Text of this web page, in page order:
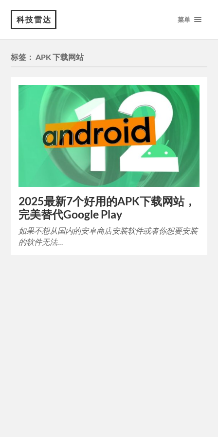
科技雷达 菜单
标签：APK 下载网站
2025最新7个好用的APK下载网站，
完美替代Google Play
如果不想从国内的安卓商店安装软件或者你想要安装
的软件无法…